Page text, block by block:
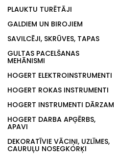
PLAUKTU TURĒTĀJI
GALDIEM UN BIROJIEM
SAVILCĒJI, SKRŪVES, TAPAS
GULTAS PACELŠANAS
MEHĀNISMI
HOGERT ELEKTROINSTRUMENTI
HOGERT ROKAS INSTRUMENTI
HOGERT INSTRUMENTI DĀRZAM
HOGERT DARBA APĢĒRBS,
APAVI
DEKORATĪVIE VĀCIŅI, UZLĪMES,
CAURUĻU NOSEGKORĶI